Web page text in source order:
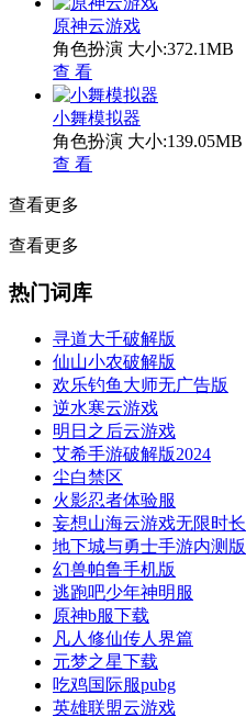
原神云游戏
角色扮演 大小:372.1MB
查 看
小舞模拟器
角色扮演 大小:139.05MB
查 看
查看更多
查看更多
热门词库
寻道大千破解版
仙山小农破解版
欢乐钓鱼大师无广告版
逆水寒云游戏
明日之后云游戏
艾希手游破解版2024
尘白禁区
火影忍者体验服
妄想山海云游戏无限时长
地下城与勇士手游内测版
幻兽帕鲁手机版
逃跑吧少年神明服
原神b服下载
凡人修仙传人界篇
元梦之星下载
吃鸡国际服pubg
英雄联盟云游戏